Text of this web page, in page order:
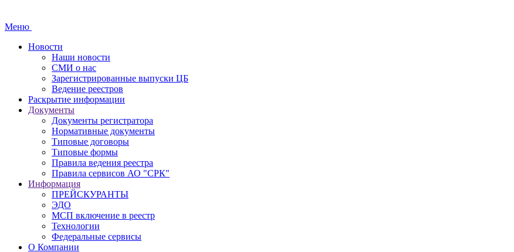
Меню
Новости
Наши новости
СМИ о нас
Зарегистрированные выпуски ЦБ
Ведение реестров
Раскрытие информации
Документы
Документы регистратора
Нормативные документы
Типовые договоры
Типовые формы
Правила ведения реестра
Правила сервисов АО "СРК"
Информация
ПРЕЙСКУРАНТЫ
ЭДО
МСП включение в реестр
Технологии
Федеральные сервисы
О Компании